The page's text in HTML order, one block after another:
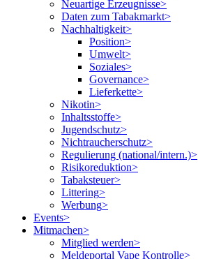
Neuartige Erzeugnisse>
Daten zum Tabakmarkt>
Nachhaltigkeit>
Position>
Umwelt>
Soziales>
Governance>
Lieferkette>
Nikotin>
Inhaltsstoffe>
Jugendschutz>
Nichtraucherschutz>
Regulierung (national/intern.)>
Risikoreduktion>
Tabaksteuer>
Littering>
Werbung>
Events>
Mitmachen>
Mitglied werden>
Meldeportal Vape Kontrolle>